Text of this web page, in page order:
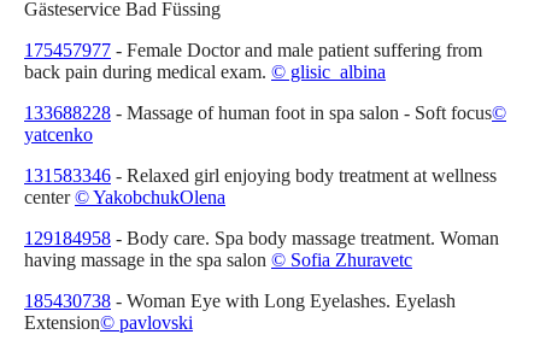
Gästeservice Bad Füssing
175457977 - Female Doctor and male patient suffering from
back pain during medical exam. © glisic_albina
133688228 - Massage of human foot in spa salon - Soft focus©
yatcenko
131583346 - Relaxed girl enjoying body treatment at wellness
center© YakobchukOlena
129184958 - Body care. Spa body massage treatment. Woman
having massage in the spa salon © Sofia Zhuravetc
185430738 - Woman Eye with Long Eyelashes. Eyelash
Extension© pavlovski